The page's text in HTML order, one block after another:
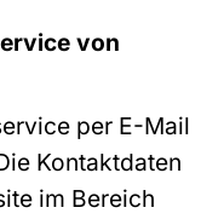
von
per E-Mail
Kontaktdaten
im Bereich